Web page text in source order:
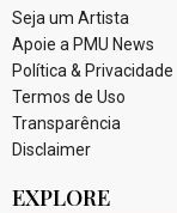
Seja um Artista
Apoie a PMU News
Política & Privacidade
Termos de Uso
Transparência
Disclaimer
EXPLORE